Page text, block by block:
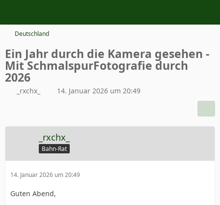
Deutschland
Ein Jahr durch die Kamera gesehen -
Mit SchmalspurFotografie durch
2026
_rxchx_ 14. Januar 2026 um 20:49
_rxchx_
Bahn-Rat
14. Januar 2026 um 20:49
Guten Abend,